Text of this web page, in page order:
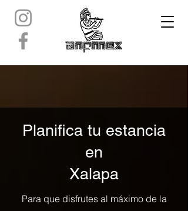
Planifica tu estancia
en
Xalapa
Para que disfrutes al máximo de la